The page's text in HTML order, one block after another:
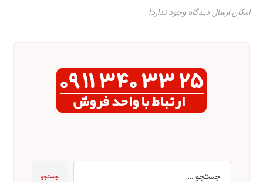
امکان ارسال دیدگاه وجود ندارد!
جستجو